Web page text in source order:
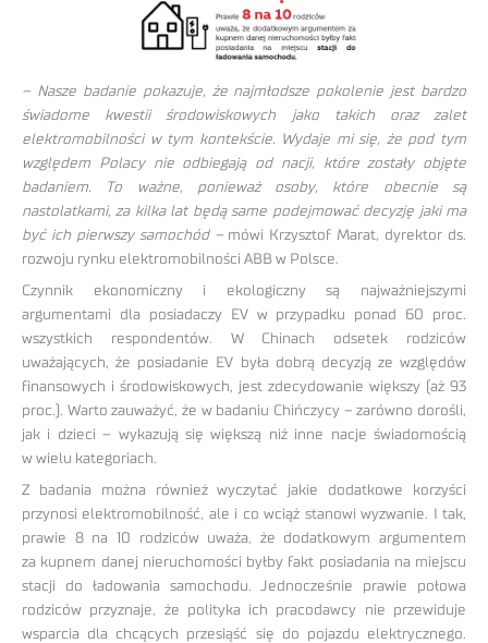
– Nasze badanie pokazuje, że najmłodsze pokolenie jest bardzo
świadome kwestii środowiskowych jako takich oraz zalet
elektromobilności w tym kontekście. Wydaje mi się, że pod tym
względem Polacy nie odbiegają od nacji, które zostały objęte
badaniem. To ważne, ponieważ osoby, które obecnie są
nastolatkami, za kilka lat będą same podejmować decyzję jaki ma
być ich pierwszy samochód –mówi Krzysztof Marat, dyrektor ds.
rozwoju rynku elektromobilności ABB w Polsce.
Czynnik ekonomiczny i ekologiczny są najważniejszymi
argumentami dla posiadaczy EV w przypadku ponad 60 proc.
wszystkich respondentów. W Chinach odsetek rodziców
uważających, że posiadanie EV była dobrą decyzją ze względów
finansowych i środowiskowych, jest zdecydowanie większy (aż 93
proc.). Warto zauważyć, że w badaniu Chińczycy – zarówno dorośli,
jak i dzieci – wykazują się większą niż inne nacje świadomością
w wielu kategoriach.
Z badania można również wyczytać jakie dodatkowe korzyści
przynosi elektromobilność, ale i co wciąż stanowi wyzwanie. I tak,
prawie 8 na 10 rodziców uważa, że dodatkowym argumentem
za kupnem danej nieruchomości byłby fakt posiadania na miejscu
stacji do ładowania samochodu. Jednocześnie prawie połowa
rodziców przyznaje, że polityka ich pracodawcy nie przewiduje
wsparcia dla chcących przesiąść się do pojazdu elektrycznego.